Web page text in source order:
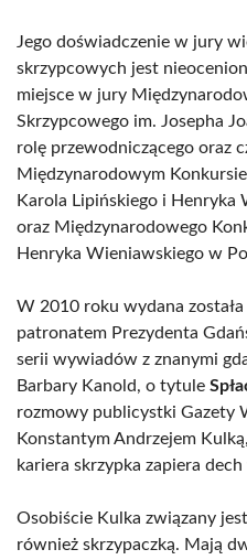
Jego doświadczenie w jury
skrzypcowych jest
miejsce w jury
Skrzypcowego im. Josepha
rolę przewodniczącego oraz
Międzynarodowym
Karola Lipińskiego i
oraz Międzynarodowego
Henryka Wieniawskiego w
W 2010 roku wydana została
patronatem Prezydenta
serii wywiadów z znanymi
Barbary Kanold, o tytule
rozmowy publicystki Gazety
Konstantym Andrzejem
kariera skrzypka zapiera
Osobiście Kulka związany
również skrzypaczką. Mają